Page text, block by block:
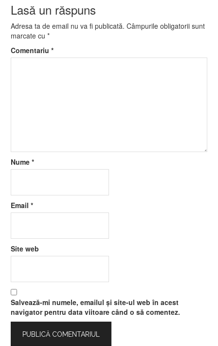
Lasă un răspuns
Adresa ta de email nu va fi publicată. Câmpurile obligatorii sunt
marcate cu*
Comentariu*
Nume*
Email*
Site web
Salvează-mi numele, emailul și site-ul web în acest
navigator pentru data viitoare când o să comentez.